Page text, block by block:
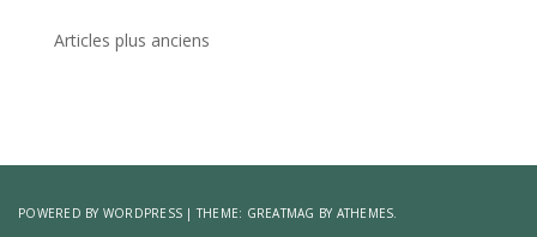
Articles plus anciens
POWERED BY WORDPRESS | THEME: GREATMAG BY ATHEMES.